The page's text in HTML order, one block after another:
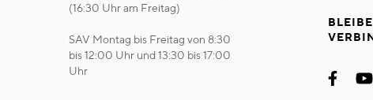
(16:30 Uhr am Freitag)
SAV Montag bis Freitag von 8:30
bis 12:00 Uhr und 13:30 bis 17:00
Uhr